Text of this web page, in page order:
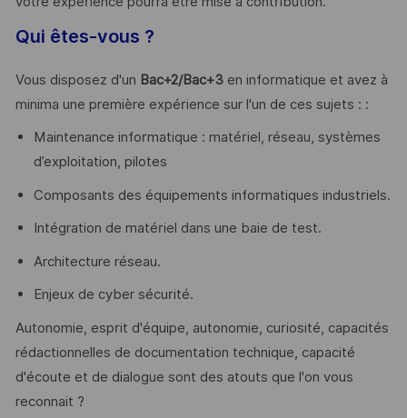
Qui êtes-vous ?
Vous disposez d'un Bac+2/Bac+3 en informatique et avez à
minima une première expérience sur l'un de ces sujets : :
Maintenance informatique : matériel, réseau, systèmes
d’exploitation, pilotes
Composants des équipements informatiques industriels.
Intégration de matériel dans une baie de test.
Architecture réseau.
Enjeux de cyber sécurité.
Autonomie, esprit d'équipe, autonomie, curiosité, capacités
rédactionnelles de documentation technique, capacité
d'écoute et de dialogue sont des atouts que l'on vous
reconnait ?